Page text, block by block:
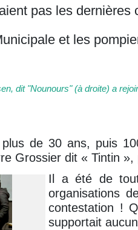
pas les
et les
dit "Nounours" (à droite) a
de 30 ans, puis
Grossier dit « Tintin
Il a été de
organisations
contestation !
supportait